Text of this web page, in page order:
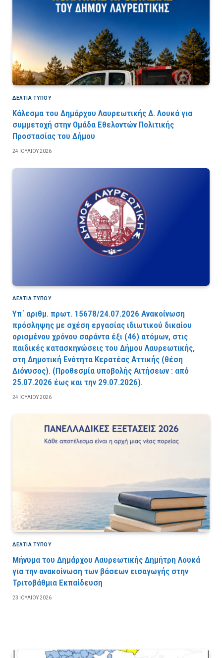
ΔΕΛΤΙΑ ΤΥΠΟΥ
Κάλεσμα του Δημάρχου Λαυρεωτικής Δ. Λουκά για
συμμετοχή στην Ομάδα Εθελοντών Πολιτικής
Προστασίας του Δήμου
24 ΙΟΥΛΊΟΥ 2026
ΔΕΛΤΙΑ ΤΥΠΟΥ
Υπ΄ αριθμ. πρωτ. 15678/24.07.2026 Ανακοίνωση
πρόσληψης με σχέση εργασίας ιδιωτικού δικαίου
ορισμένου χρόνου σαράντα έξι (46) ατόμων, στις
παιδικές κατασκηνώσεις του Δήμου Λαυρεωτικής,
στη Δημοτική Ενότητα Κερατέας Αττικής (θέση
Διόνυσος). (Προθεσμία υποβολής Αιτήσεων : από
25.07.2026 έως και την 29.07.2026).
24 ΙΟΥΛΊΟΥ 2026
ΔΕΛΤΙΑ ΤΥΠΟΥ
Μήνυμα του Δημάρχου Λαυρεωτικής Δημήτρη Λουκά
για την ανακοίνωση των βάσεων εισαγωγής στην
Τριτοβάθμια Εκπαίδευση
23 ΙΟΥΛΊΟΥ 2026